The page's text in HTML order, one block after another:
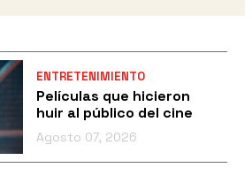
ENTRETENIMIENTO
Películas que hicieron
huir al público del cine
Agosto 07, 2026